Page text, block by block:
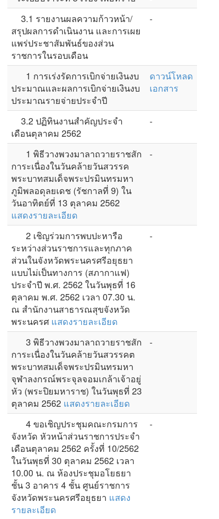
3.1 รายงานผลความก้าวหน้า/
สรุปผลการดำเนินงาน และการเผย
แพร่ประชาสัมพันธ์ของส่วน
ราชการในรอบเดือน
-
1 การเร่งรัดการเบิกจ่ายเงินงบ
ประมาณและผลการเบิกจ่ายเงินงบ
ประมาณรายจ่ายประจำปี
ดาวน์โหลด
เอกสาร
3.2 ปฏิทินงานสำคัญประจำ
เดือนตุลาคม 2562
-
1 พิธีวางพวงมาลาถวายราชสัก
การะเนื่องในวันคล้ายวันสวรรค
พระบาทสมเด็จพระปรมินทรมหา
ภูมิพลอดุลยเดช (รัชกาลที่ 9) ใน
วันอาทิตย์ที่ 13 ตุลาคม 2562
แสดงรายละเอียด
-
2 เชิญร่วมการพบปะหารือ
ระหว่างส่วนราชการและทุกภาค
ส่วนในจังหวัดพระนครศรีอยุธยา
แบบไม่เป็นทางการ (สภากาแฟ)
ประจำปี พ.ศ. 2562 ในวันพุธที่ 16
ตุลาคม พ.ศ. 2562 เวลา 07.30 น.
ณ สำนักงานสาธารณสุขจังหวัด
พระนครศ แสดงรายละเอียด
-
3 พิธีวางพวงมาลาถวายราชสัก
การะเนื่องในวันคล้ายวันสวรรคต
พระบาทสมเด็จพระปรมินทรมหา
จุฬาลงกรณ์พระจุลจอมเกล้าเจ้าอยู่
หัว (พระปิยมหาราช) ในวันพุธที่ 23
ตุลาคม 2562 แสดงรายละเอียด
-
4 ขอเชิญประชุมคณะกรมการ
จังหวัด หัวหน้าส่วนราชการประจำ
เดือนตุลาคม 2562 ครั้งที่ 10/2562
ในวันพุธที่ 30 ตุลาคม 2562 เวลา
10.00 น. ณ ห้องประชุมอโยธยา
ชั้น 3 อาคาร 4 ชั้น ศูนย์ราชการ
จังหวัดพระนครศรีอยุธยา แสดง
รายละเอียด
-